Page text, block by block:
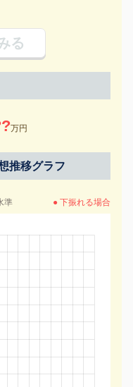
る
万円
推移グラフ
準 ● 下振れる場合